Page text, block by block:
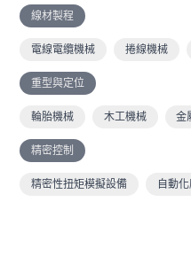
線材製程
電線電纜機械 捲線機械
重型與定位
輪胎機械 木工機械 金
精密控制
精密性扭矩模擬設備 自動